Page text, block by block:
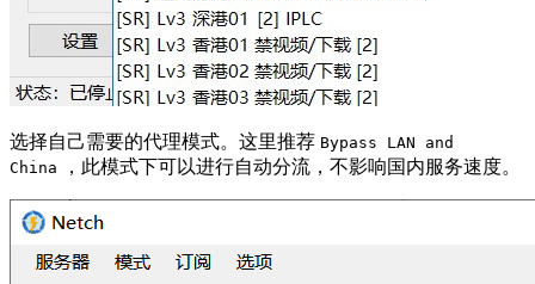
选择自己需要的代理模式。这里推荐 Bypass LAN and
China
，此模式下可以进行自动分流，不影响国内服务速度。